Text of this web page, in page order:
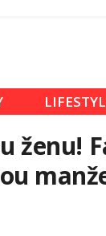
ženu!